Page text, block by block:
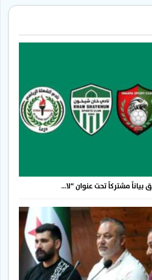
بياناً مشتركاً تحت عنوان “لا…